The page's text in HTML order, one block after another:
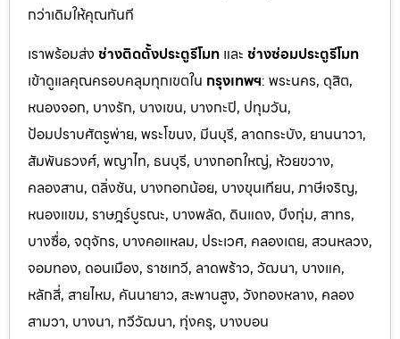
กว่าเดิมให้คุณทันที
เราพร้อมส่ง ช่างติดตั้งประตูรีโมท และ ช่างซ่อมประตูรีโมท
เข้าดูแลคุณครอบคลุมทุกเขตใน กรุงเทพฯ: พระนคร, ดุสิต,
หนองจอก, บางรัก, บางเขน, บางกะปิ, ปทุมวัน,
ป้อมปราบศัตรูพ่าย, พระโขนง, มีนบุรี, ลาดกระบัง, ยานนาวา,
สัมพันธวงศ์, พญาไท, ธนบุรี, บางกอกใหญ่, ห้วยขวาง,
คลองสาน, ตลิ่งชัน, บางกอกน้อย, บางขุนเทียน, ภาษีเจริญ,
หนองแขม, ราษฎร์บูรณะ, บางพลัด, ดินแดง, บึงกุ่ม, สาทร,
บางซื่อ, จตุจักร, บางคอแหลม, ประเวศ, คลองเตย, สวนหลวง,
จอมทอง, ดอนเมือง, ราชเทวี, ลาดพร้าว, วัฒนา, บางแค,
หลักสี่, สายไหม, คันนายาว, สะพานสูง, วังทองหลาง, คลอง
สามวา, บางนา, ทวีวัฒนา, ทุ่งครุ, บางบอน